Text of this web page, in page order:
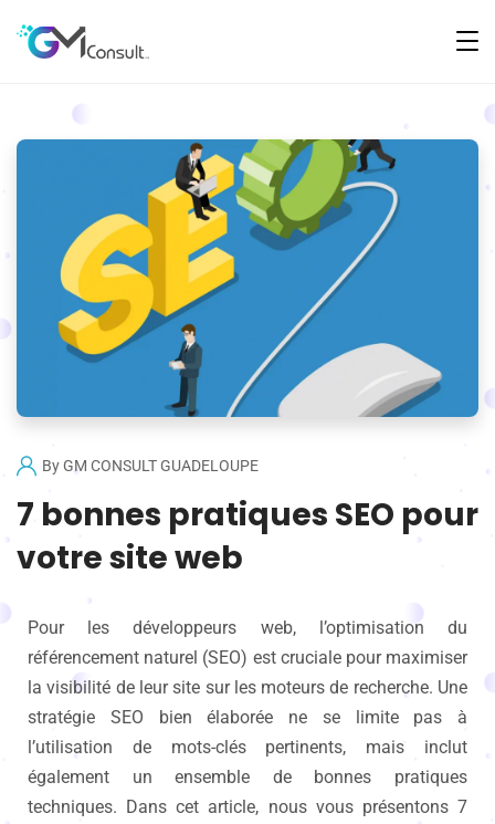
ByGM CONSULT GUADELOUPE
7 bonnes pratiques SEO pour
votre site web
Pour les développeurs web, l’optimisation du
référencement naturel (SEO) est cruciale pour maximiser
la visibilité de leur site sur les moteurs de recherche. Une
stratégie SEO bien élaborée ne se limite pas à
l’utilisation de mots-clés pertinents, mais inclut
également un ensemble de bonnes pratiques
techniques. Dans cet article, nous vous présentons 7